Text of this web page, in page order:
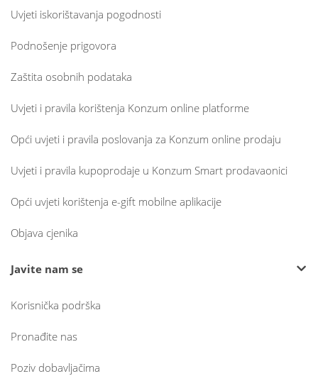
Uvjeti iskorištavanja pogodnosti
Podnošenje prigovora
Zaštita osobnih podataka
Uvjeti i pravila korištenja Konzum online platforme
Opći uvjeti i pravila poslovanja za Konzum online prodaju
Uvjeti i pravila kupoprodaje u Konzum Smart prodavaonici
Opći uvjeti korištenja e-gift mobilne aplikacije
Objava cjenika
Javite nam se
Korisnička podrška
Pronađite nas
Poziv dobavljačima